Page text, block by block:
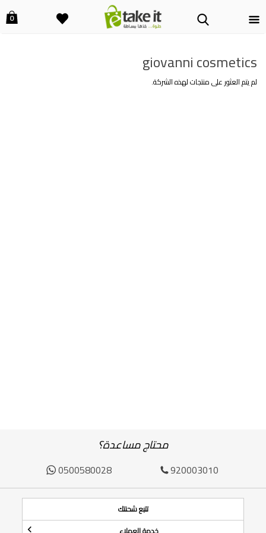
0
giovanni cosmetics
لم يتم العثور على منتجات لهذه الشركة.
محتاج مساعدة؟
920003010
0500580028
تتبع شحنتك